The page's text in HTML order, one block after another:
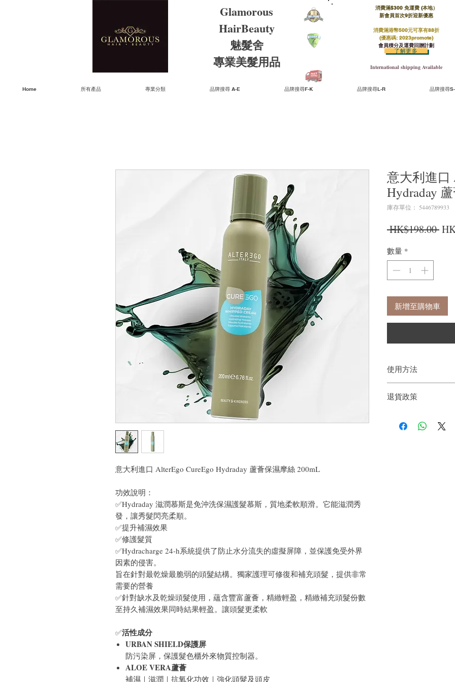
Glamorous
HairBeauty
魅髮舍
​​專業美髮用品
消費滿$300 免運費 (本地）​
新會員首次9折迎新優惠
消費滿港幣500元可享有88折
(優惠碼: 2023promote)
會員積分及運費回贈計劃
International shipping Available
了解更多
Home 所有產品 專業分類 品牌搜尋 A-E 品牌搜尋F-K 品牌搜尋L-R 品牌搜尋
意大利進口 AlterEgo CureEgo Hydraday 蘆薈保濕摩絲 200mL
功效說明：
✅Hydraday 滋潤慕斯是免沖洗保濕護髮慕斯，質地柔軟順滑。它能滋潤秀
發，讓秀髮閃亮柔順。
✅提升補濕效果
✅修護髮質
✅Hydracharge 24-h系統提供了防止水分流失的虛擬屏障，並保護免受外界
因素的侵害。
旨在針對最乾燥最脆弱的頭髮結構。獨家護理可修復和補充頭髮，提供非常
需要的營養
✅針對缺水及乾燥頭髮使用，蘊含豐富蘆薈，精緻輕盈，精緻補充頭髮份數
至持久補濕效果同時結果輕盈。讓頭髮更柔軟
✅活性成分
URBAN SHIELD保護屏
防污染屏，保護髮色櫃外來物質控制器。
ALOE VERA蘆薈
補濕｜滋潤｜抗氧化功效｜強化頭髮及頭皮
意大利進口
Hydraday
庫存單位： 5446789933
HK$198.00 一
數量 *
新增至購物車
使用方法
巾擦乾的頭髮上。按摩
退貨政策
戶。首先，您需要在